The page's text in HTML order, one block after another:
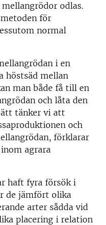
odlas.
för
normal
i en
höstsäd mellan
man både få till en
och låta den
tänker vi att
och
förklarar
agrara
haft fyra försök i
de jämfört olika
arter sådda vid
placering i relation